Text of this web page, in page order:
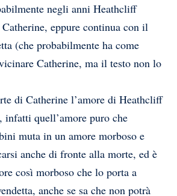
negli anni Heathcliff
eppure continua con il
(che probabilmente ha come
Catherine, ma il testo non lo
di Catherine l’amore di Heathcliff
infatti quell’amore puro che
muta in un amore morboso e
anche di fronte alla morte, ed è
così morboso che lo porta a
anche se sa che non potrà